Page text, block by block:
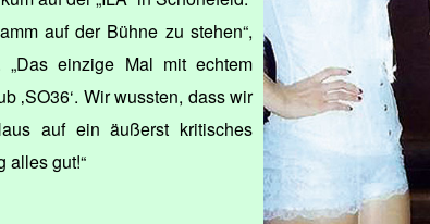
auf der Bühne zu stehen“,
„Das einzige Mal mit echtem
‚SO36‘. Wir wussten, dass wir
auf ein äußerst kritisches
alles gut!“